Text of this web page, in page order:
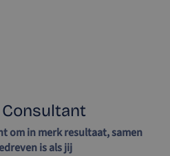
om in merk resultaat, samen
is als jij